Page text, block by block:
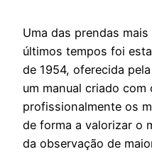
Uma das prendas
últimos tempos foi
de 1954, oferecida
um manual criado
profissionalmente os
de forma a valorizar o
da observação de